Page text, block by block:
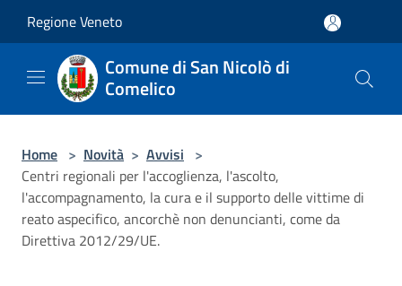
Regione Veneto
Comune di San Nicolò di
Comelico
Home > Novità > Avvisi >
Centri regionali per l'accoglienza, l'ascolto,
l'accompagnamento, la cura e il supporto delle vittime di
reato aspecifico, ancorchè non denuncianti, come da
Direttiva 2012/29/UE.